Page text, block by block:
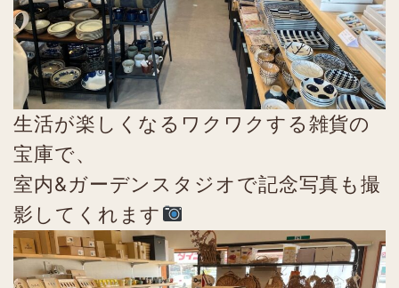
生活が楽しくなるワクワクする雑貨の
宝庫で、
室内&ガーデンスタジオで記念写真も撮
影してくれます